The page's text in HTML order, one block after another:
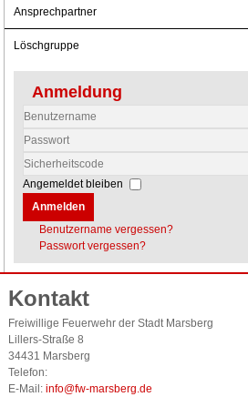
Ansprechpartner
Löschgruppe
Anmeldung
Benutzername
Passwort
Sicherheitscode
Angemeldet bleiben
Anmelden
Benutzername vergessen?
Passwort vergessen?
Kontakt
Freiwillige Feuerwehr der Stadt Marsberg
Lillers-Straße 8
34431 Marsberg
Telefon:
E-Mail: info@fw-marsberg.de